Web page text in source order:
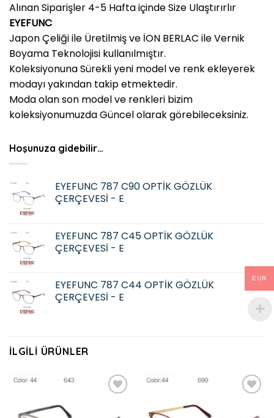
Alınan Siparişler 4-5 Hafta içinde Size Ulaştırırlır
EYEFUNC
Japon Çeliği ile Üretilmiş ve İON BERLAC ile Vernik
Boyama Teknolojisi kullanılmıştır.
Koleksiyonuna Sürekli yeni model ve renk ekleyerek
modayı yakından takip etmektedir.
Moda olan son model ve renkleri bizim
koleksiyonumuzda Güncel olarak görebileceksiniz.
Hoşunuza gidebilir…
EYEFUNC 787 C90 OPTİK GÖZLÜK
ÇERÇEVESİ - E
EYEFUNC 787 C45 OPTİK GÖZLÜK
ÇERÇEVESİ - E
EYEFUNC 787 C44 OPTİK GÖZLÜK
ÇERÇEVESİ - E
İLGILI ÜRÜNLER
EUR